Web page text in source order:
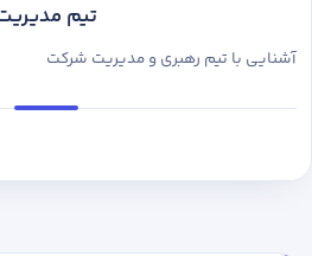
تیم
آشنایی با تیم رهبری و مدیریت شرکت